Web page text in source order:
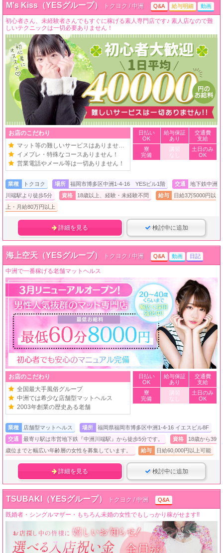
M's Kiss（YESグループ） トクヨク / 中洲 Q&A 給与明細 動画
初心者さん、未経験者さんでもすぐに稼げる素人専門店です♪ 素人店なので難
しいテクニックは一切必要ありません！
お店のこだわり
マット等の難しいサービスはありません！
イメプレ・特殊なコースありません！
営業電話やメール等は一切ありません！
日払い
OK
給与保証
あり
交通費
支給
寮
完備
講習
なし
土日のみ
OK
業種 トクヨク 場所 福岡市博多区中洲1-4-16 YESビル1階 交通
地下鉄中洲
川端駅より徒歩5分
資格 18歳以上、経験・未経験不問 給与
日給3万5000円以
上・月給80万円以上
詳細を見る 検討中に追加
海上空天（YESグループ） トクヨク / 中洲 Q&A 動画 日記
中洲で一番稼げる老舗マットヘルス
お店のこだわり
全国最大手風俗グループ
中洲では希少な店舗型マットヘルス
2003年創業の歴史ある老舗
日払い
OK
給与保証
あり
交通費
支給
寮
完備
講習
なし
土日のみ
OK
業種 店舗型マットヘルス 場所
福岡県福岡市博多区中洲1-4-16 イエスビル8F
交通
最寄り駅は市営地下鉄『中洲川端駅』から徒歩5分です。 資格
18歳から39
歳位までと幅広い年齢層の女性を募集しています。
給与 日給60,000円以上可能
詳細を見る 検討中に追加
TSUBAKI（YESグループ） トクヨク / 中洲 Q&A
既婚者・シングルマザー・もちろん未婚の女性でもしっかり稼がせます!!